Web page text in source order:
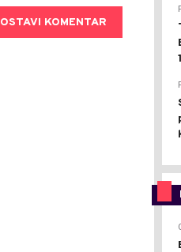
OSTAVI KOMENTAR